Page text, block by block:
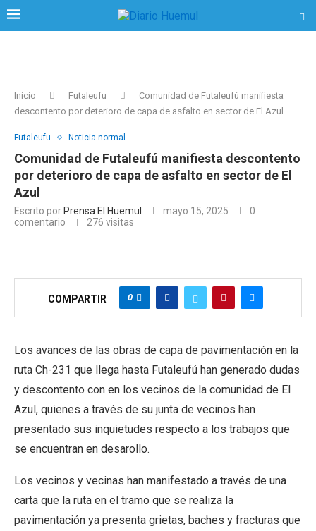
Inicio Futaleufu
Comunidad de Futaleufú manifiesta
descontento por deterioro de capa de asfalto en sector de El Azul
Futaleufu Noticia normal
Comunidad de Futaleufú manifiesta descontento
por deterioro de capa de asfalto en sector de El
Azul
Escrito por Prensa El Huemul mayo 15, 2025
0
comentario
276 visitas
COMPARTIR 0
Los avances de las obras de capa de pavimentación en la
ruta Ch-231 que llega hasta Futaleufú han generado dudas
y descontento con en los vecinos de la comunidad de El
Azul, quienes a través de su junta de vecinos han
presentado sus inquietudes respecto a los trabajos que
se encuentran en desarollo.
Los vecinos y vecinas han manifestado a través de una
carta que la ruta en el tramo que se realiza la
pavimentación ya presenta grietas, baches y fracturas que